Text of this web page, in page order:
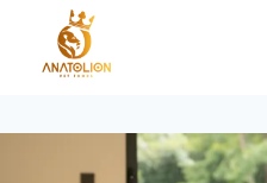
content